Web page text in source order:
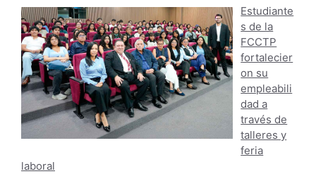
Estudiante
s de la
FCCTP
fortalecier
on su
empleabili
dad a
través de
talleres y
feria
laboral